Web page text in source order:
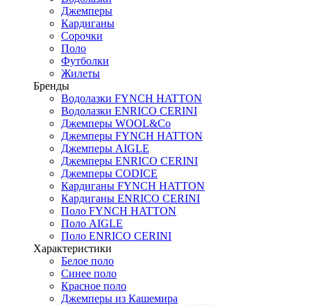
Джемперы
Кардиганы
Сорочки
Поло
Футболки
Жилеты
Бренды
Водолазки FYNCH HATTON
Водолазки ENRICO CERINI
Джемперы WOOL&Co
Джемперы FYNCH HATTON
Джемперы AIGLE
Джемперы ENRICO CERINI
Джемперы CODICE
Кардиганы FYNCH HATTON
Кардиганы ENRICO CERINI
Поло FYNCH HATTON
Поло AIGLE
Поло ENRICO CERINI
Характеристики
Белое поло
Синее поло
Красное поло
Джемперы из Кашемира